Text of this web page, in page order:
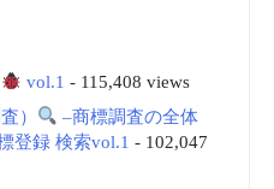
vol.1 - 115,408 views
）
–商標調査の全体
登録 検索vol.1 - 102,047